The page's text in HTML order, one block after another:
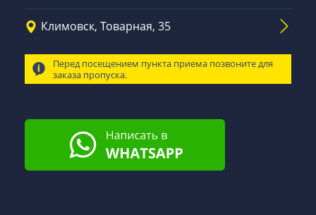
Климовск, Товарная, 35
Перед посещением пункта приема позвоните для
заказа пропуска.